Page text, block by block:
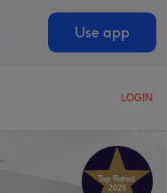
Use app
LOGIN